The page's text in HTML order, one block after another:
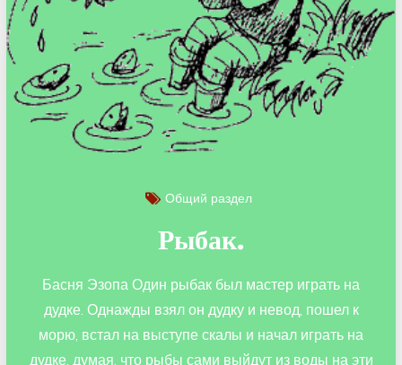
Общий раздел
Рыбак.
Басня Эзопа Один рыбак был мастер играть на
дудке. Однажды взял он дудку и невод, пошел к
морю, встал на выступе скалы и начал играть на
дудке, думая, что рыбы сами выйдут из воды на эти